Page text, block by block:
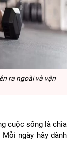
ra ngoài và vận
cuộc sống là chìa
ngày hãy dành